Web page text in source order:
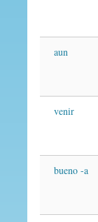
aun
venir
bueno -a